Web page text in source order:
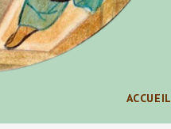
ACCUEIL